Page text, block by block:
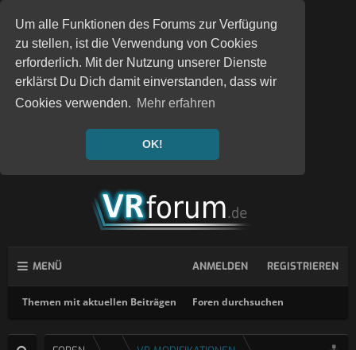
Um alle Funktionen des Forums zur Verfügung
zu stellen, ist die Verwendung von Cookies
erforderlich. Mit der Nutzung unserer Dienste
erklärst Du Dich damit einverstanden, dass wir
Cookies verwenden. Mehr erfahren
OK!
MENÜ
Themen mit aktuellen Beiträgen Foren durchsuchen
ANMELDEN REGISTRIEREN